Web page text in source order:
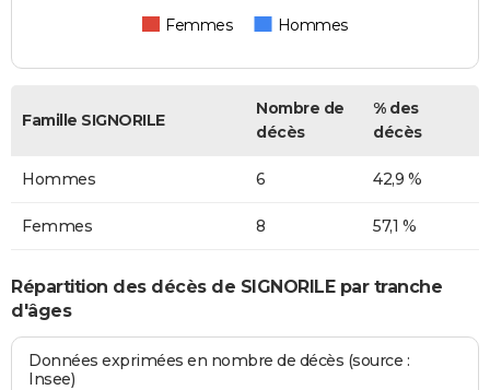
Femmes Hommes
Famille SIGNORILE
Nombre de
décès
% des
décès
Hommes 6 42,9 %
Femmes 8 57,1 %
Répartition des décès de SIGNORILE par tranche
d'âges
Données exprimées en nombre de décès (source :
Insee)